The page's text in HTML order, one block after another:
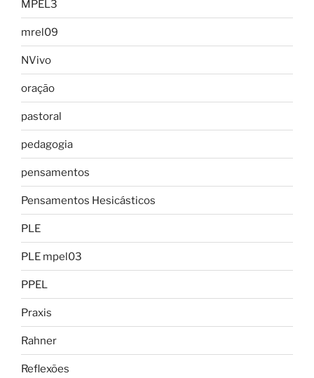
MPEL3
mrel09
NVivo
oração
pastoral
pedagogia
pensamentos
Pensamentos Hesicásticos
PLE
PLE mpel03
PPEL
Praxis
Rahner
Reflexões